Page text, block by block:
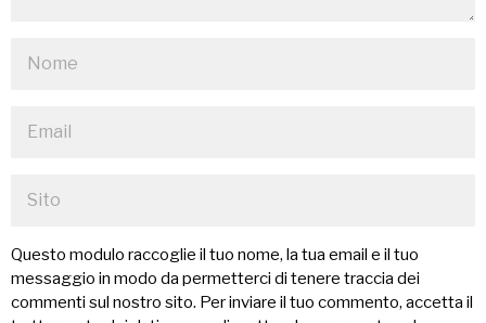
Questo modulo raccoglie il tuo nome, la tua email e il tuo
messaggio in modo da permetterci di tenere traccia dei
commenti sul nostro sito. Per inviare il tuo commento, accetta il